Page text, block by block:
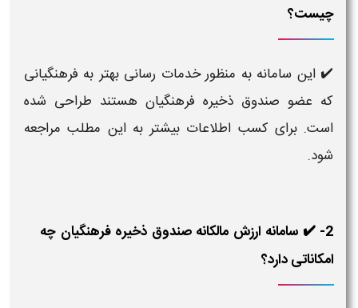
چیست؟
✔️ این سامانه به منظور خدمات رسانی بهتر به فرهنگیانی
که عضو صندوق ذخیره فرهنگیان هستند طراحی شده
است. برای کسب اطلاعات بیشتر به این مطلب مراجعه
شود.
2- ✔️ سامانه ارزش مالکانه صندوق ذخیره فرهنگیان چه
امکاناتی دارد؟